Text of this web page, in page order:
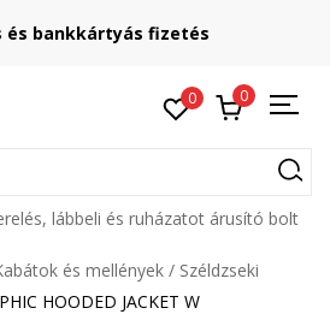
és bankkártyás fizetés
0 0
lábbeli és ruházatot árusító bolt
és mellények
Széldzseki
HOODED JACKET W